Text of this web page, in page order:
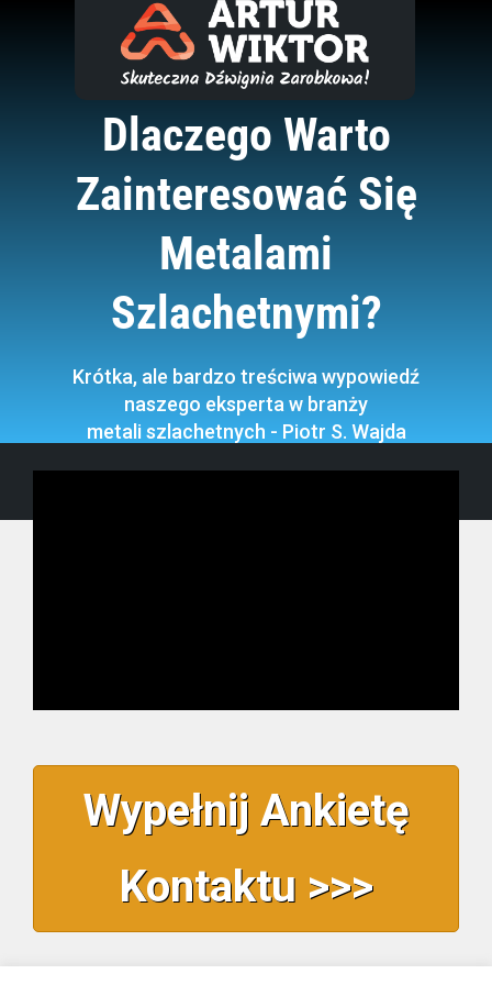
Dlaczego Warto
Zainteresować Się
Metalami
Szlachetnymi?
Krótka, ale bardzo treściwa wypowiedź
naszego eksperta w branży
metali szlachetnych - Piotr S. Wajda
Wypełnij Ankietę
Kontaktu >>>